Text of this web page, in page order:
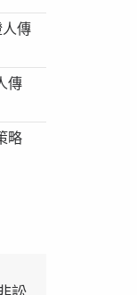
傳
傳
略